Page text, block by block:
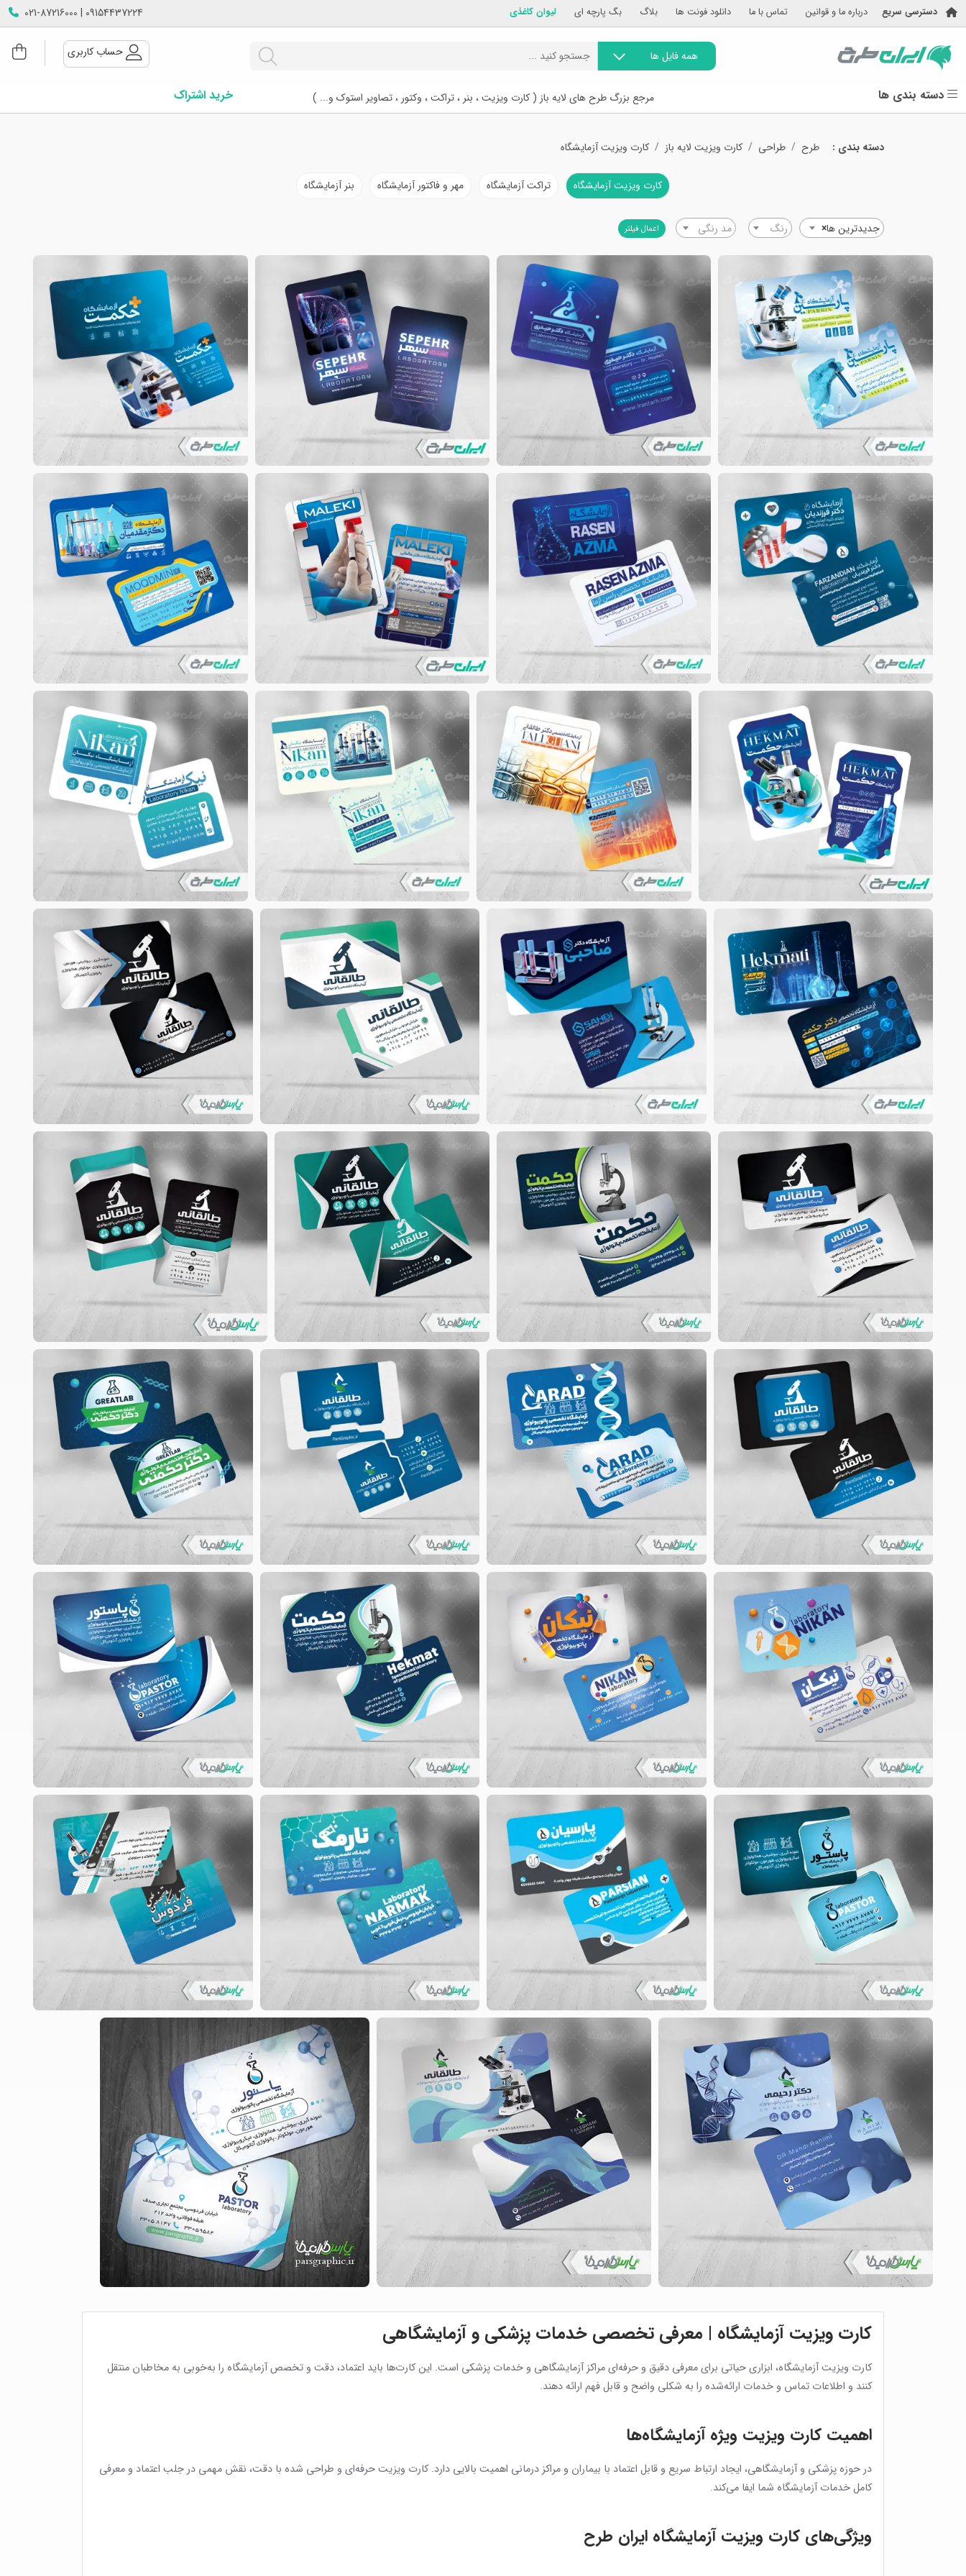
دسترسی سریع درباره ما و قوانین تماس با ما دانلود فونت ها بلاگ بگ پارچه ای لیوان کاغذی 09154437224 | 021-87216000
همه فایل ها حساب کاربری
دسته بندی ها مرجع بزرگ طرح های لایه باز ( کارت ویزیت ، بنر ، تراکت ، وکتور ، تصاویر استوک و... ) خرید اشتراک
دسته بندی : طرح طراحی کارت ویزیت لایه باز کارت ویزیت آزمایشگاه
کارت ویزیت آزمایشگاه تراکت آزمایشگاه مهر و فاکتور آزمایشگاه بنر آزمایشگاه
×جدیدترین ها رنگ مد رنگی اعمال فیلتر
کارت ویزیت آزمایشگاه | معرفی تخصصی خدمات پزشکی و آزمایشگاهی
کارت ویزیت آزمایشگاه، ابزاری حیاتی برای معرفی دقیق و حرفه‌ای مراکز آزمایشگاهی و خدمات پزشکی است. این کارت‌ها باید اعتماد، دقت و تخصص آزمایشگاه را به‌خوبی به مخاطبان منتقل
کنند و اطلاعات تماس و خدمات ارائه‌شده را به شکلی واضح و قابل فهم ارائه دهند.
اهمیت کارت ویزیت ویژه آزمایشگاه‌ها
در حوزه پزشکی و آزمایشگاهی، ایجاد ارتباط سریع و قابل اعتماد با بیماران و مراکز درمانی اهمیت بالایی دارد. کارت ویزیت حرفه‌ای و طراحی شده با دقت، نقش مهمی در جلب اعتماد و معرفی
کامل خدمات آزمایشگاه شما ایفا می‌کند.
ویژگی‌های کارت ویزیت آزمایشگاه ایران طرح